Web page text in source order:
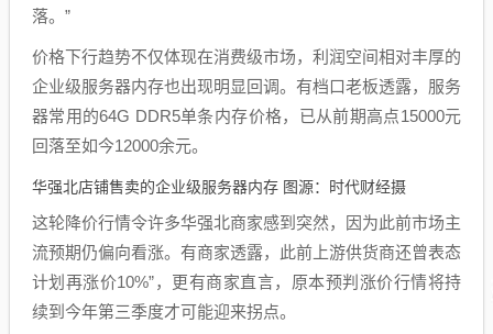
落。”
价格下行趋势不仅体现在消费级市场，利润空间相对丰厚的
企业级服务器内存也出现明显回调。有档口老板透露，服务
器常用的64G DDR5单条内存价格，已从前期高点15000元
回落至如今12000余元。
华强北店铺售卖的企业级服务器内存 图源：时代财经摄
这轮降价行情令许多华强北商家感到突然，因为此前市场主
流预期仍偏向看涨。有商家透露，此前上游供货商还曾表态
计划再涨价10%”，更有商家直言，原本预判涨价行情将持
续到今年第三季度才可能迎来拐点。